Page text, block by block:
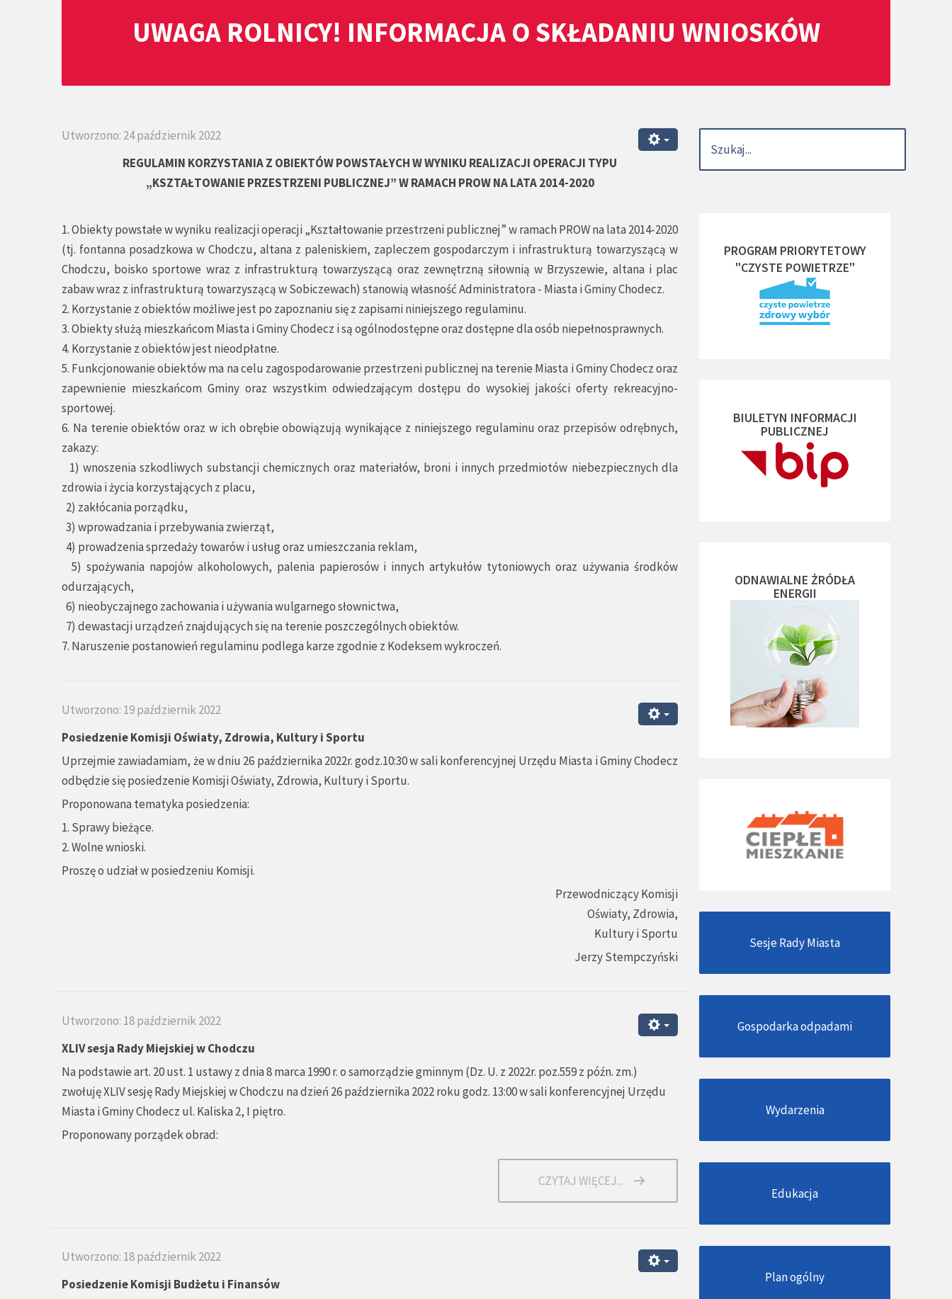
UWAGA ROLNICY! INFORMACJA O SKŁADANIU WNIOSKÓW
Utworzono: 24 październik 2022
REGULAMIN KORZYSTANIA Z OBIEKTÓW POWSTAŁYCH W WYNIKU REALIZACJI OPERACJI TYPU
„KSZTAŁTOWANIE PRZESTRZENI PUBLICZNEJ” W RAMACH PROW NA LATA 2014-2020
1. Obiekty powstałe w wyniku realizacji operacji „Kształtowanie przestrzeni publicznej” w ramach PROW na lata 2014-2020
(tj. fontanna posadzkowa w Chodczu, altana z paleniskiem, zapleczem gospodarczym i infrastrukturą towarzyszącą w
Chodczu, boisko sportowe wraz z infrastrukturą towarzyszącą oraz zewnętrzną siłownią w Brzyszewie, altana i plac
zabaw wraz z infrastrukturą towarzyszącą w Sobiczewach) stanowią własność Administratora - Miasta i Gminy Chodecz.
2. Korzystanie z obiektów możliwe jest po zapoznaniu się z zapisami niniejszego regulaminu.
3. Obiekty służą mieszkańcom Miasta i Gminy Chodecz i są ogólnodostępne oraz dostępne dla osób niepełnosprawnych.
4. Korzystanie z obiektów jest nieodpłatne.
5. Funkcjonowanie obiektów ma na celu zagospodarowanie przestrzeni publicznej na terenie Miasta i Gminy Chodecz oraz
zapewnienie mieszkańcom Gminy oraz wszystkim odwiedzającym dostępu do wysokiej jakości oferty rekreacyjno-
sportowej.
6. Na terenie obiektów oraz w ich obrębie obowiązują wynikające z niniejszego regulaminu oraz przepisów odrębnych,
zakazy:
1) wnoszenia szkodliwych substancji chemicznych oraz materiałów, broni i innych przedmiotów niebezpiecznych dla
zdrowia i życia korzystających z placu,
2) zakłócania porządku,
3) wprowadzania i przebywania zwierząt,
4) prowadzenia sprzedaży towarów i usług oraz umieszczania reklam,
5) spożywania napojów alkoholowych, palenia papierosów i innych artykułów tytoniowych oraz używania środków
odurzających,
6) nieobyczajnego zachowania i używania wulgarnego słownictwa,
7) dewastacji urządzeń znajdujących się na terenie poszczególnych obiektów.
7. Naruszenie postanowień regulaminu podlega karze zgodnie z Kodeksem wykroczeń.
Utworzono: 19 październik 2022
Posiedzenie Komisji Oświaty, Zdrowia, Kultury i Sportu
Uprzejmie zawiadamiam, że w dniu 26 października 2022r. godz.10:30 w sali konferencyjnej Urzędu Miasta i Gminy Chodecz
odbędzie się posiedzenie Komisji Oświaty, Zdrowia, Kultury i Sportu.
Proponowana tematyka posiedzenia:
1. Sprawy bieżące.
2. Wolne wnioski.
Proszę o udział w posiedzeniu Komisji.
Przewodniczący Komisji
Oświaty, Zdrowia,
Kultury i Sportu
Jerzy Stempczyński
Utworzono: 18 październik 2022
XLIV sesja Rady Miejskiej w Chodczu
Na podstawie art. 20 ust. 1 ustawy z dnia 8 marca 1990 r. o samorządzie gminnym (Dz. U. z 2022r. poz.559 z późn. zm.)
zwołuję XLIV sesję Rady Miejskiej w Chodczu na dzień 26 października 2022 roku godz. 13:00 w sali konferencyjnej Urzędu
Miasta i Gminy Chodecz ul. Kaliska 2, I piętro.
Proponowany porządek obrad:
CZYTAJ WIĘCEJ...
Utworzono: 18 październik 2022
Posiedzenie Komisji Budżetu i Finansów
PROGRAM PRIORYTETOWY
"CZYSTE POWIETRZE"
BIULETYN INFORMACJI
PUBLICZNEJ
ODNAWIALNE ŻRÓDŁA
ENERGII
Sesje Rady Miasta
Gospodarka odpadami
Wydarzenia
Edukacja
Plan ogólny